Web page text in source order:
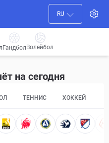
RU
Гандбол Волейбол
на сегодня
ТЕННИС ХОККЕЙ